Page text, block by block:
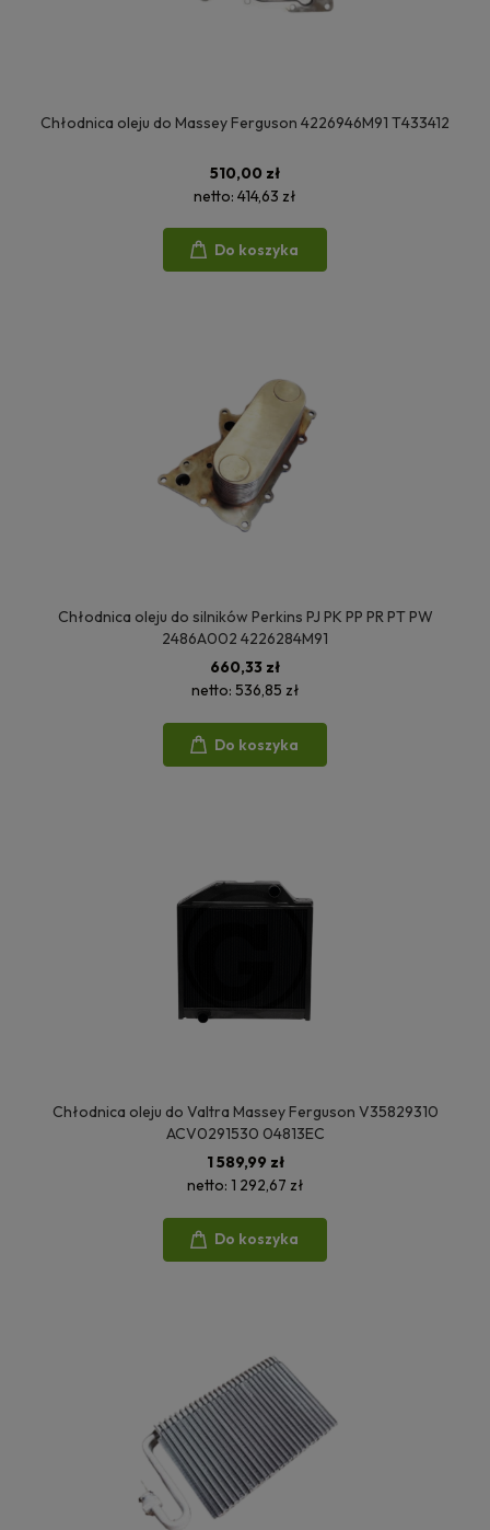
Chłodnica oleju do Massey Ferguson 4226946M91 T433412
510,00 zł
netto: 414,63 zł
Do koszyka
Chłodnica oleju do silników Perkins PJ PK PP PR PT PW
2486A002 4226284M91
660,33 zł
netto: 536,85 zł
Do koszyka
Chłodnica oleju do Valtra Massey Ferguson V35829310
ACV0291530 04813EC
1 589,99 zł
netto: 1 292,67 zł
Do koszyka